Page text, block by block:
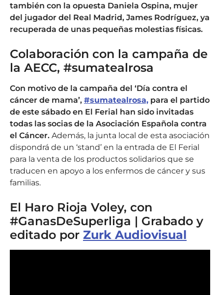
también con la opuesta Daniela Ospina, mujer
del jugador del Real Madrid, James Rodríguez, ya
recuperada de unas pequeñas molestias físicas.
Colaboración con la campaña de
la AECC, #sumatealrosa
Con motivo de la campaña del ‘Día contra el
cáncer de mama’, #sumatealrosa, para el partido
de este sábado en El Ferial han sido invitadas
todas las socias de la Asociación Española contra
el Cáncer. Además, la junta local de esta asociación
dispondrá de un ‘stand’ en la entrada de El Ferial
para la venta de los productos solidarios que se
traducen en apoyo a los enfermos de cáncer y sus
familias.
El Haro Rioja Voley, con
#GanasDeSuperliga | Grabado y
editado por Zurk Audiovisual